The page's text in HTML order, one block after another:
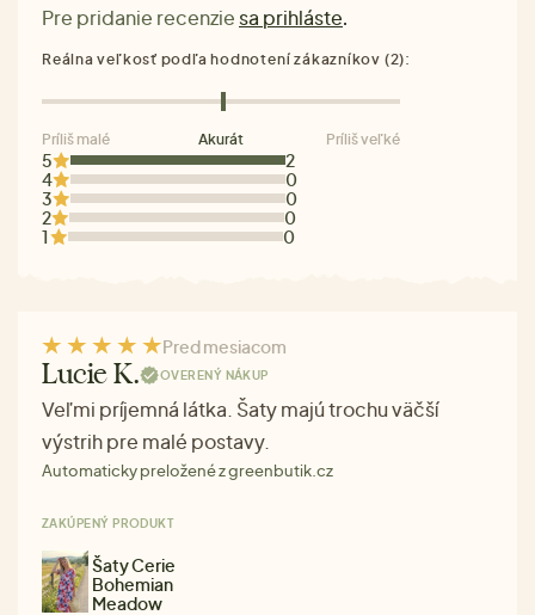
Pre pridanie recenzie sa prihláste.
5
2
4
0
3
0
2
0
1
0
Reálna veľkosť podľa hodnotení zákazníkov (2):
Príliš malé Akurát Príliš veľké
Pred mesiacom
Lucie K. OVERENÝ NÁKUP
Veľmi príjemná látka. Šaty majú trochu väčší
výstrih pre malé postavy.
Automaticky preložené z greenbutik.cz
ZAKÚPENÝ PRODUKT
Šaty Cerie
Bohemian
Meadow